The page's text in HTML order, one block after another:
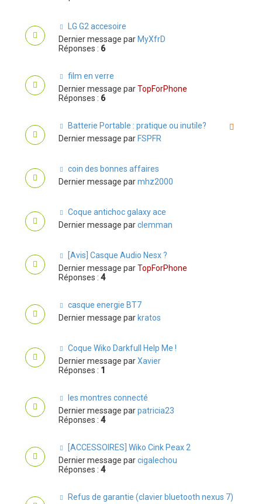
LG G2 accesoire
Dernier message par MyXfrD
Réponses : 6
film en verre
Dernier message parTopForPhone
Réponses : 6
Batterie Portable : pratique ou inutile?
Dernier message par FSPFR
coin des bonnes affaires
Dernier message parmhz2000
Coque antichoc galaxy ace
Dernier message parclemman
[Avis] Casque Audio Nesx ?
Dernier message parTopForPhone
Réponses : 4
casque energie BT7
Dernier message par kratos
Coque Wiko Darkfull Help Me !
Dernier message parXavier
Réponses : 1
les montres connecté
Dernier message parpatricia23
Réponses : 4
[ACCESSOIRES] Wiko Cink Peax 2
Dernier message parcigalechou
Réponses : 4
Refus de garantie (clavier bluetooth nexus 7)